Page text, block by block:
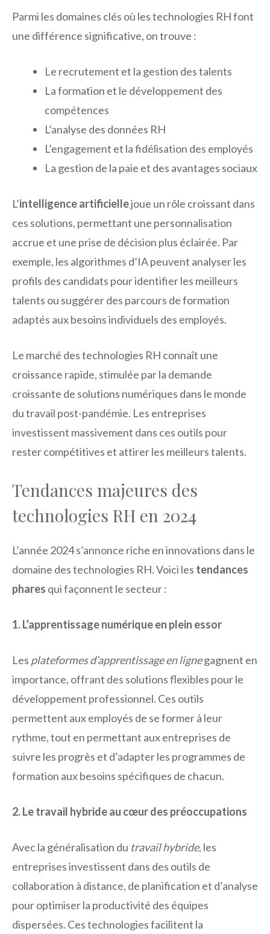
Parmi les domaines clés où les technologies RH font
une différence significative, on trouve :
Le recrutement et la gestion des talents
La formation et le développement des
compétences
L’analyse des données RH
L’engagement et la fidélisation des employés
La gestion de la paie et des avantages sociaux
L’intelligence artificiellejoue un rôle croissant dans
ces solutions, permettant une personnalisation
accrue et une prise de décision plus éclairée. Par
exemple, les algorithmes d’IA peuvent analyser les
profils des candidats pour identifier les meilleurs
talents ou suggérer des parcours de formation
adaptés aux besoins individuels des employés.
Le marché des technologies RH connaît une
croissance rapide, stimulée par la demande
croissante de solutions numériques dans le monde
du travail post-pandémie. Les entreprises
investissent massivement dans ces outils pour
rester compétitives et attirer les meilleurs talents.
Tendances majeures des
technologies RH en 2024
L’année 2024 s’annonce riche en innovations dans le
domaine des technologies RH. Voici les tendances
phares qui façonnent le secteur :
1. L’apprentissage numérique en plein essor
Les plateformes d’apprentissage en lignegagnent en
importance, offrant des solutions flexibles pour le
développement professionnel. Ces outils
permettent aux employés de se former à leur
rythme, tout en permettant aux entreprises de
suivre les progrès et d’adapter les programmes de
formation aux besoins spécifiques de chacun.
2. Le travail hybride au cœur des préoccupations
Avec la généralisation du travail hybride, les
entreprises investissent dans des outils de
collaboration à distance, de planification et d’analyse
pour optimiser la productivité des équipes
dispersées. Ces technologies facilitent la